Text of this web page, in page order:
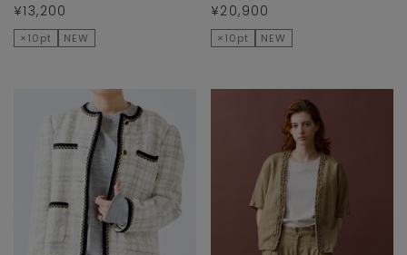
¥13,200
×10pt NEW
¥20,900
×10pt NEW